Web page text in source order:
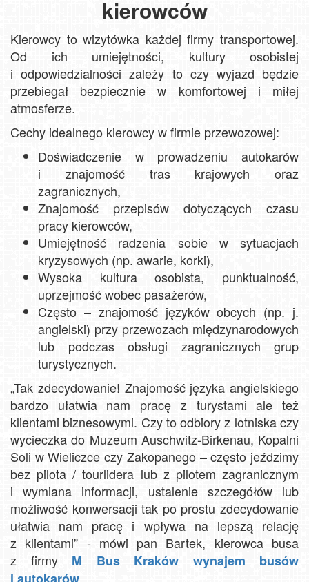
kierowców
Kierowcy to wizytówka każdej firmy transportowej.
Od ich umiejętności, kultury osobistej
i odpowiedzialności zależy to czy wyjazd będzie
przebiegał bezpiecznie w komfortowej i miłej
atmosferze.
Cechy idealnego kierowcy w firmie przewozowej:
Doświadczenie w prowadzeniu autokarów
i znajomość tras krajowych oraz
zagranicznych,
Znajomość przepisów dotyczących czasu
pracy kierowców,
Umiejętność radzenia sobie w sytuacjach
kryzysowych (np. awarie, korki),
Wysoka kultura osobista, punktualność,
uprzejmość wobec pasażerów,
Często – znajomość języków obcych (np. j.
angielski) przy przewozach międzynarodowych
lub podczas obsługi zagranicznych grup
turystycznych.
„Tak zdecydowanie! Znajomość języka angielskiego
bardzo ułatwia nam pracę z turystami ale też
klientami biznesowymi. Czy to odbiory z lotniska czy
wycieczka do Muzeum Auschwitz-Birkenau, Kopalni
Soli w Wieliczce czy Zakopanego – często jeździmy
bez pilota / tourlidera lub z pilotem zagranicznym
i wymiana informacji, ustalenie szczegółów lub
możliwość konwersacji tak po prostu zdecydowanie
ułatwia nam pracę i wpływa na lepszą relację
z klientami” - mówi pan Bartek, kierowca busa
z firmy M Bus Kraków wynajem busów